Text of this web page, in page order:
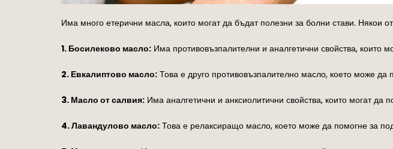
Има много етерични масла, които могат да бъдат полезни за болни стави. Някои
1. Босилеково масло: Има противовъзпалителни и аналгетични свойства, които
2. Евкалиптово масло: Това е друго противовъзпалително масло, което може да
3. Масло от салвия: Има аналгетични и анксиолитични свойства, които могат да
4. Лавандулово масло: Това е релаксиращо масло, което може да помогне за